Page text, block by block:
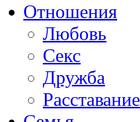
Отношения
Любовь
Секс
Дружба
Расставание